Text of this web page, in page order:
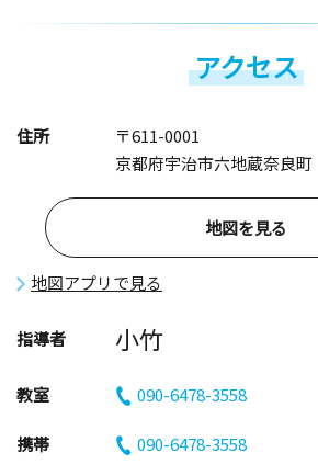
アクセス
住所
〒611-0001
京都府宇治市六地蔵奈良
地図を見る
地図アプリで見る
指導者 小竹
教室 090-6478-3558
携帯 090-6478-3558